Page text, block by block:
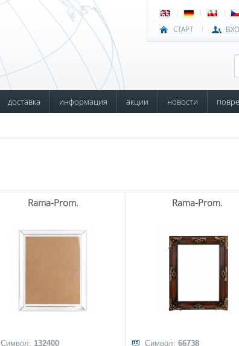
СТАРТ
доставка информация акции новости
Rama-Prom.
Символ: 132400
Rama-Prom.
Символ: 66738